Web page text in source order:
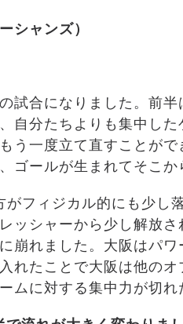
シャンズ）
試合になりました。前
自分たちよりも集中し
う一度立て直すことが
ゴールが生まれてそこか
フィジカル的にも少し
ッシャーから少し解放
崩れました。大阪はパ
れたことで大阪は他の
ムに対する集中力が切れ